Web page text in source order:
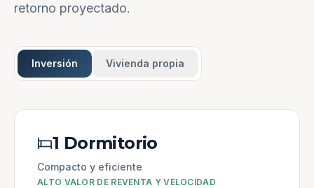
retorno proyectado.
Inversión Vivienda propia
1 Dormitorio
Compacto y eficiente
ALTO VALOR DE REVENTA Y VELOCIDAD